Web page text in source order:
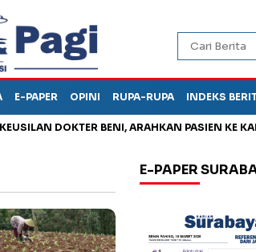
E-PAPER OPINI RUPA-RUPA INDEKS
DOKTER BENI, ARAHKAN PASIEN KE
E-PAPER